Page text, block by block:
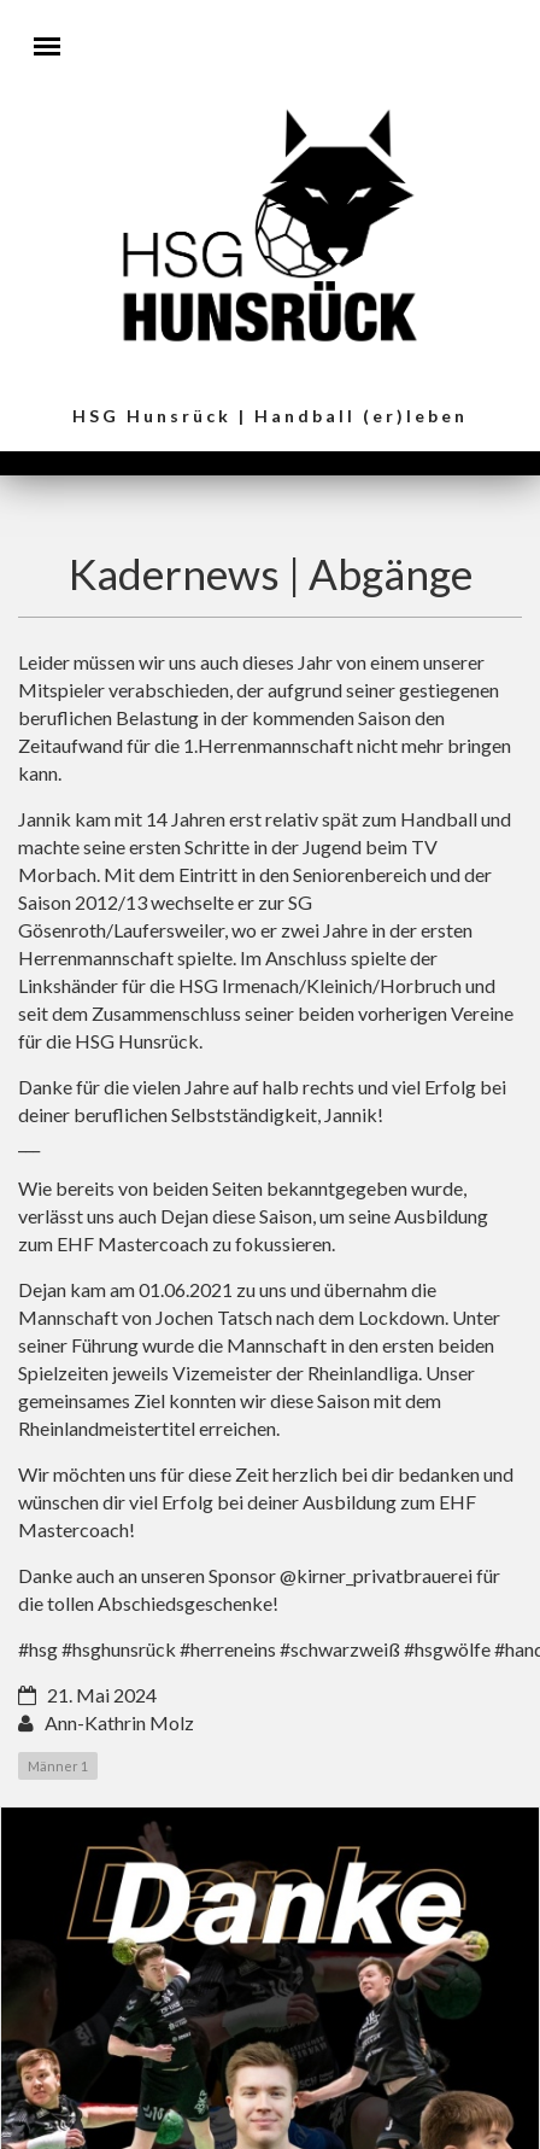
HSG Hunsrück | Handball (er)leben
Kadernews | Abgänge
Leider müssen wir uns auch dieses Jahr von einem unserer
Mitspieler verabschieden, der aufgrund seiner gestiegenen
beruflichen Belastung in der kommenden Saison den
Zeitaufwand für die 1.Herrenmannschaft nicht mehr bringen
kann.
Jannik kam mit 14 Jahren erst relativ spät zum Handball und
machte seine ersten Schritte in der Jugend beim TV
Morbach. Mit dem Eintritt in den Seniorenbereich und der
Saison 2012/13 wechselte er zur SG
Gösenroth/Laufersweiler, wo er zwei Jahre in der ersten
Herrenmannschaft spielte. Im Anschluss spielte der
Linkshänder für die HSG Irmenach/Kleinich/Horbruch und
seit dem Zusammenschluss seiner beiden vorherigen Vereine
für die HSG Hunsrück.
Danke für die vielen Jahre auf halb rechts und viel Erfolg bei
deiner beruflichen Selbstständigkeit, Jannik!
Wie bereits von beiden Seiten bekanntgegeben wurde,
verlässt uns auch Dejan diese Saison, um seine Ausbildung
zum EHF Mastercoach zu fokussieren.
Dejan kam am 01.06.2021 zu uns und übernahm die
Mannschaft von Jochen Tatsch nach dem Lockdown. Unter
seiner Führung wurde die Mannschaft in den ersten beiden
Spielzeiten jeweils Vizemeister der Rheinlandliga. Unser
gemeinsames Ziel konnten wir diese Saison mit dem
Rheinlandmeistertitel erreichen.
Wir möchten uns für diese Zeit herzlich bei dir bedanken und
wünschen dir viel Erfolg bei deiner Ausbildung zum EHF
Mastercoach!
Danke auch an unseren Sponsor @kirner_privatbrauerei für
die tollen Abschiedsgeschenke!
#hsg #hsghunsrück #herreneins #schwarzweiß #hsgwölfe
21. Mai 2024
Ann-Kathrin Molz
Männer 1